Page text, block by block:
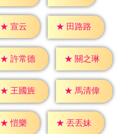
★ 宣云 ★ 田路路
★ 許常德 ★ 關之琳
★ 王國旌 ★ 馬清偉
★ 愷樂 ★ 丟丟妹